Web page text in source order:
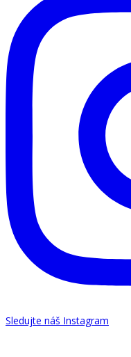
Sledujte náš Instagram